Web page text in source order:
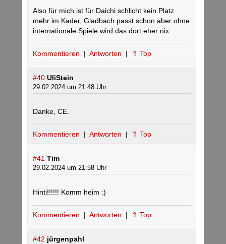
Also für mich ist für Daichi schlicht kein Platz
mehr im Kader, Gladbach passt schon aber ohne
internationale Spiele wird das dort eher nix.
Kommentieren | Antworten | ⇑ Top
#40 UliStein
29.02.2024 um 21:48 Uhr
Danke, CE.
Kommentieren | Antworten | ⇑ Top
#41 Tim
29.02.2024 um 21:58 Uhr
Hinti!!!!!! Komm heim :)
Kommentieren | Antworten | ⇑ Top
#42 jürgenpahl